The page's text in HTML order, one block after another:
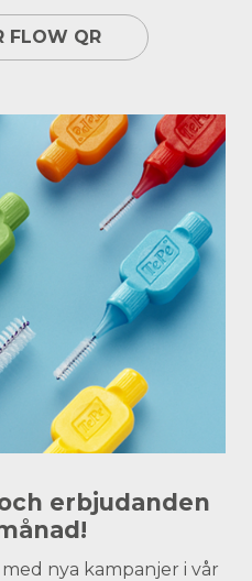
FLOW QR
erbjudanden
nya kampanjer i vår